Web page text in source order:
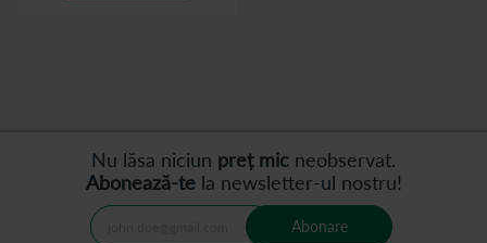
Nu lăsa niciun preț mic neobservat.
Abonează-tela newsletter-ul nostru!
Abonare